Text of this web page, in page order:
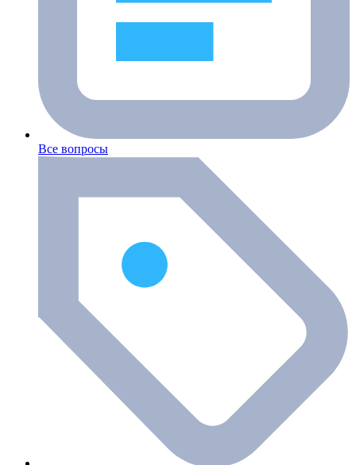
Все вопросы